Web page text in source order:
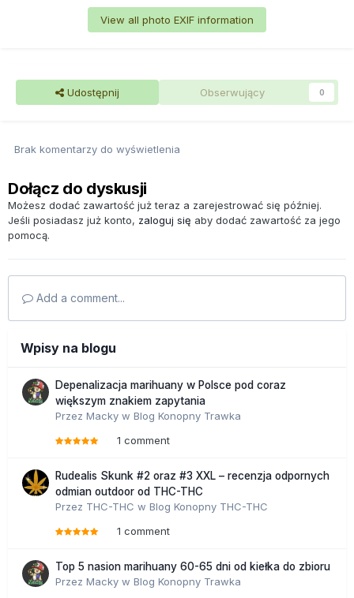
View all photo EXIF information
Udostępnij Obserwujący 0
Brak komentarzy do wyświetlenia
Dołącz do dyskusji
Możesz dodać zawartość już teraz a zarejestrować się później.
Jeśli posiadasz już konto, zaloguj się aby dodać zawartość za jego
pomocą.
Add a comment...
Wpisy na blogu
Depenalizacja marihuany w Polsce pod coraz
większym znakiem zapytania
Przez Macky w Blog Konopny Trawka
1 comment
Rudealis Skunk #2 oraz #3 XXL – recenzja odpornych
odmian outdoor od THC-THC
Przez THC-THC w Blog Konopny THC-THC
1 comment
Top 5 nasion marihuany 60-65 dni od kiełka do zbioru
Przez Macky w Blog Konopny Trawka